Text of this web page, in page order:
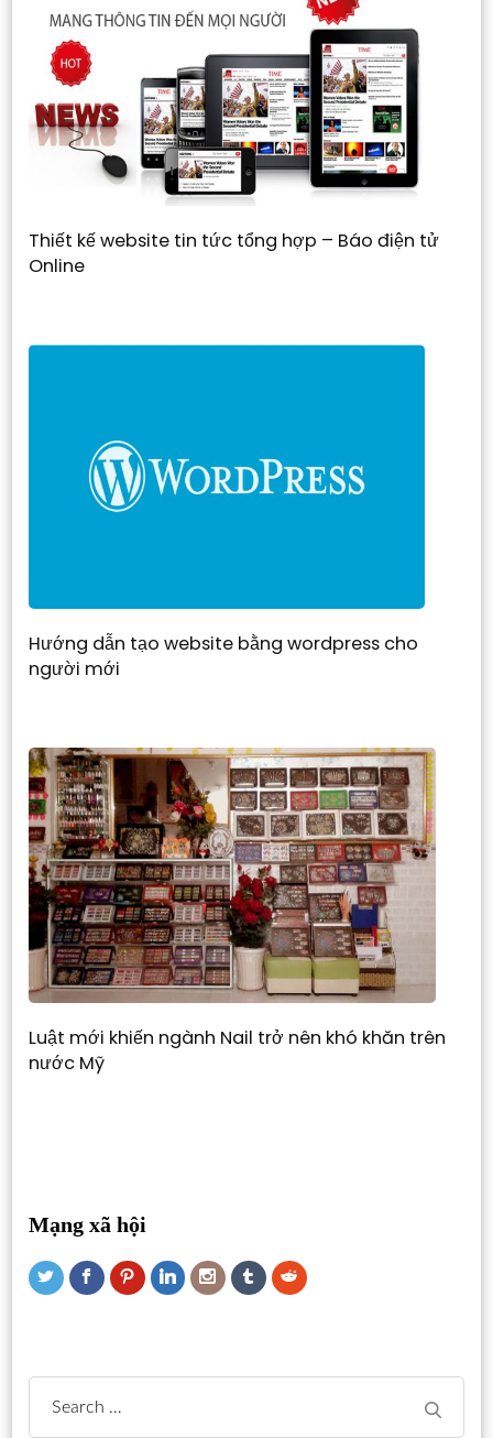
Thiết kế website tin tức tổng hợp – Báo điện tử
Online
Hướng dẫn tạo website bằng wordpress cho
người mới
Luật mới khiến ngành Nail trở nên khó khăn trên
nước Mỹ
Mạng xã hội
Search